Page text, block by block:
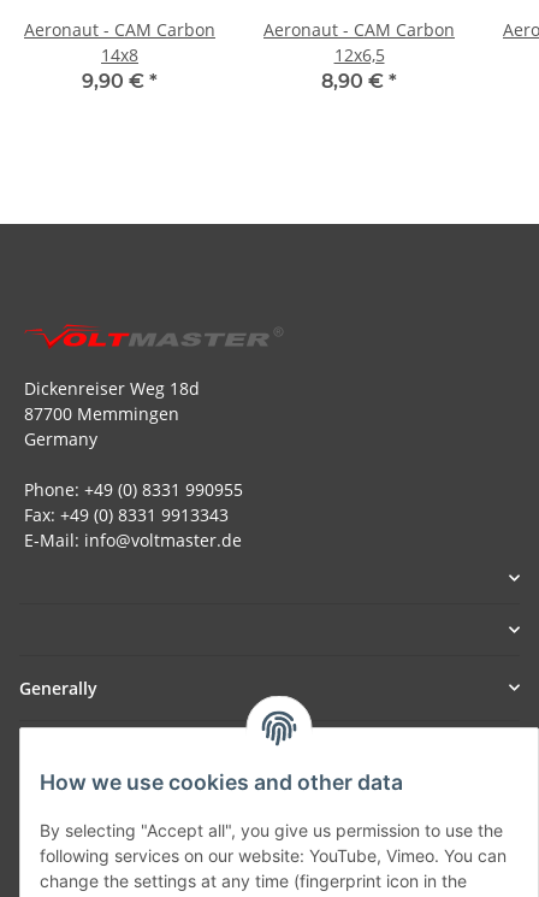
How we use cookies and other data
By selecting "Accept all", you give us permission to use the
following services on our website: YouTube, Vimeo. You can
change the settings at any time (fingerprint icon in the
Aeronaut - CAM Carbon
14x8
9,90 € *
Aeronaut - CAM Carbon
12x6,5
8,90 € *
Dickenreiser Weg 18d
87700 Memmingen
Germany
Phone: +49 (0) 8331 990955
Fax: +49 (0) 8331 9913343
E-Mail: info@voltmaster.de
Generally
SmoliTec - Safety. Simplified. Worldwide. ( B2B Shop )
Withdraw contract